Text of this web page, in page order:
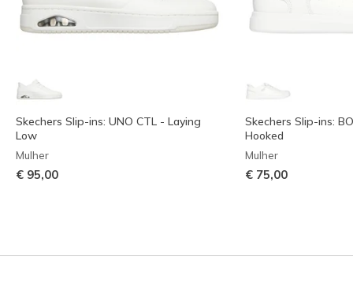
Skechers Slip-ins: UNO CTL - Laying
Low
Mulher
€ 95,00
Skechers Slip-ins:
Hooked
Mulher
€ 75,00